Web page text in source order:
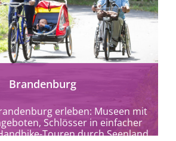
mehr erfahren
Brandenburg
erleben: Museen mit
Schlösser in einfacher
Touren durch Seenland